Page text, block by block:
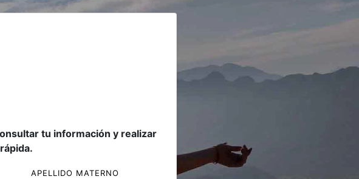
tu información y realizar
APELLIDO MATERNO